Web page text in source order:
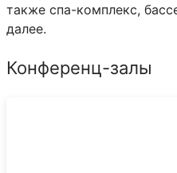
также спа-комплекс,
далее.
Конференц-залы